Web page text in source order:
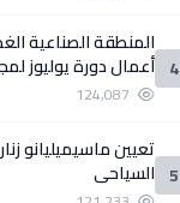
4
المنطقة الصناعية
أعمال دورة يوليوز
5
تعيين ماسيميليانو
السياحي